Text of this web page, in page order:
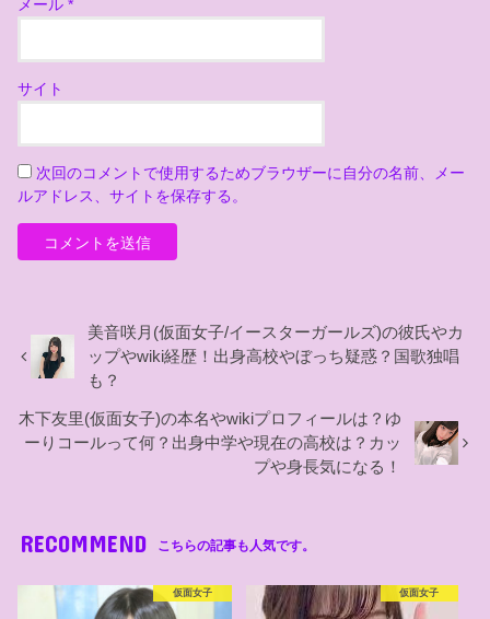
メール*
サイト
次回のコメントで使用するためブラウザーに自分の名前、メー
ルアドレス、サイトを保存する。
美音咲月(仮面女子/イースターガールズ)の彼氏やカ
ップやwiki経歴！出身高校やぼっち疑惑？国歌独唱
も？
木下友里(仮面女子)の本名やwikiプロフィールは？ゆ
ーりコールって何？出身中学や現在の高校は？カッ
プや身長気になる！
RECOMMEND こちらの記事も人気です。
仮面女子 仮面女子